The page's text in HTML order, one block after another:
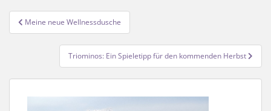
Beitragsnavigation
Meine neue Wellnessdusche
Triominos: Ein Spieletipp für den kommenden Herbst